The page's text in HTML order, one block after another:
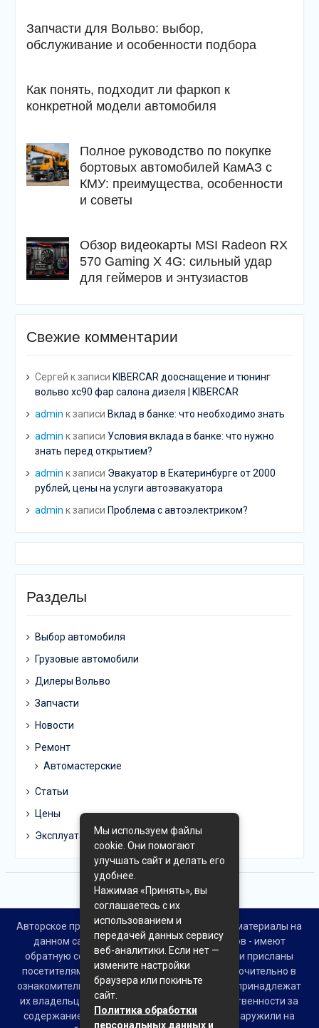
Запчасти для Вольво: выбор,
обслуживание и особенности подбора
Как понять, подходит ли фаркоп к
конкретной модели автомобиля
Полное руководство по покупке
бортовых автомобилей КамАЗ с
КМУ: преимущества, особенности
и советы
Обзор видеокарты MSI Radeon RX
570 Gaming X 4G: сильный удар
для геймеров и энтузиастов
Свежие комментарии
Сергей к записи KIBERCAR дооснащение и тюнинг
вольво хс90 фар салона дизеля | KIBERCAR
admin к записи Вклад в банке: что необходимо знать
admin к записи Условия вклада в банке: что нужно
знать перед открытием?
admin к записи Эвакуатор в Екатеринбурге от 2000
рублей, цены на услуги автоэвакуатора
admin к записи Проблема с автоэлектриком?
Разделы
Выбор автомобиля
Грузовые автомобили
Дилеры Вольво
Запчасти
Новости
Ремонт
Автомастерские
Статьи
Цены
Эксплуатация
Авторское право © Все права защищены. Все материалы на
данном сайте взяты из открытых источников - имеют
обратную ссылку на материал в интернете или присланы
посетителями сайта и предоставляются исключительно в
ознакомительных целях. Права на материалы принадлежат
их владельцам. Администрация сайта ответственности за
содержание материала не несет. Если Вы обнаружили на
Мы используем файлы
cookie. Они помогают
улучшать сайт и делать его
удобнее.
Нажимая «Принять», вы
соглашаетесь с их
использованием и
передачей данных сервису
веб-аналитики. Если нет —
измените настройки
браузера или покиньте
сайт.
Политика обработки
персональных данных и